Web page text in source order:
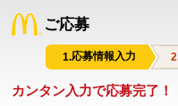
ご応募
応募情報入力
カンタン入力で応募完了！